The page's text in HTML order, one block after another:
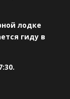
лодке
гиду в